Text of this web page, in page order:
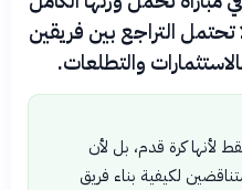
التراجع بين فريقين
والتطلعات.
لأنها كرة قدم، بل لأن
لكيفية بناء فريق